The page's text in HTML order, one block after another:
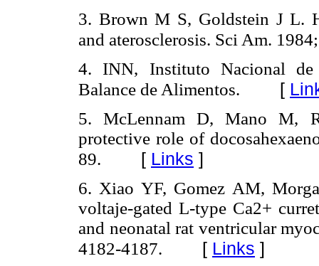
3. Brown M S, Goldstein J L.
and aterosclerosis. Sci Am.
4. INN, Instituto Nacional de
Balance de Alimentos. [
5. McLennam D, Mano M,
protective role of
89. [ Links ]
6. Xiao YF, Gomez AM,
voltaje-gated L-type Ca2+
and neonatal rat ventricular
4182-4187. [ Links ]